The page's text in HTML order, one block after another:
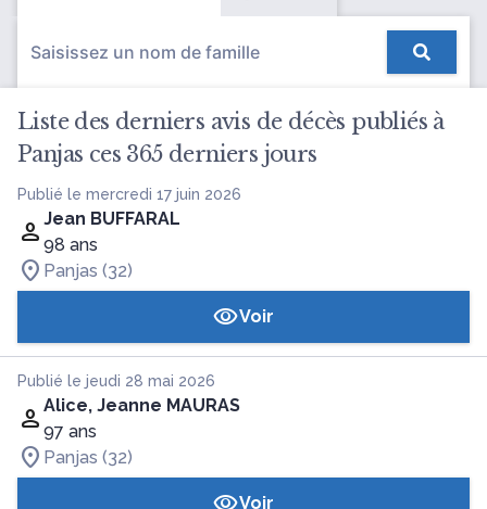
Liste des derniers avis de décès publiés à
Panjas ces 365 derniers jours
Publié le mercredi 17 juin 2026
Jean BUFFARAL
98 ans
Panjas (32)
Voir
Publié le jeudi 28 mai 2026
Alice, Jeanne MAURAS
97 ans
Panjas (32)
Voir